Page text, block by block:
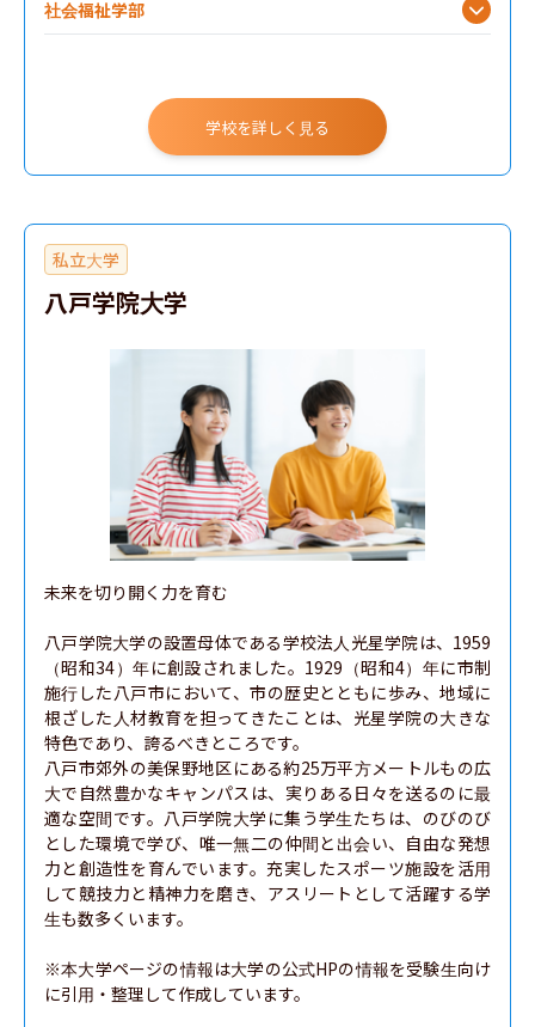
社会福祉学部
学校を詳しく見る
私立大学
八戸学院大学
未来を切り開く力を育む
八戸学院大学の設置母体である学校法人光星学院は、1959
（昭和34）年に創設されました。1929（昭和4）年に市制
施行した八戸市において、市の歴史とともに歩み、地域に
根ざした人材教育を担ってきたことは、光星学院の大きな
特色であり、誇るべきところです。
八戸市郊外の美保野地区にある約25万平方メートルもの広
大で自然豊かなキャンパスは、実りある日々を送るのに最
適な空間です。八戸学院大学に集う学生たちは、のびのび
とした環境で学び、唯一無二の仲間と出会い、自由な発想
力と創造性を育んでいます。充実したスポーツ施設を活用
して競技力と精神力を磨き、アスリートとして活躍する学
生も数多くいます。
※本大学ページの情報は大学の公式HPの情報を受験生向け
に引用・整理して作成しています。